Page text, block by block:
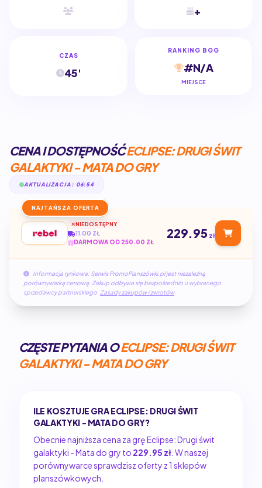
+
CZAS
45'
RANKING BGG
#N/A
MIEJSCE
CENA I DOSTĘPNOŚĆECLIPSE: DRUGI ŚWIT
GALAKTYKI - MATA DO GRY
AKTUALIZACJA: 06:54
NAJTAŃSZA OFERTA
NIEDOSTĘPNY
11.00 ZŁ
DARMOWA OD 250.00 ZŁ
229.95 zł
Informacja rynkowa: Serwis PromoPlanszówki.pl jest niezależną
porównywarką cenową. Zakup odbywa się bezpośrednio u wybranego
sprzedawcy partnerskiego. Zasady zakupów i zwrotów.
CZĘSTE PYTANIA OECLIPSE: DRUGI ŚWIT
GALAKTYKI - MATA DO GRY
ILE KOSZTUJE GRA ECLIPSE: DRUGI ŚWIT
GALAKTYKI - MATA DO GRY?
Obecnie najniższa cena za grę Eclipse: Drugi świt
galaktyki - Mata do gry to 229.95 zł . W naszej
porównywarce sprawdzisz oferty z 1 sklepów
planszówkowych.